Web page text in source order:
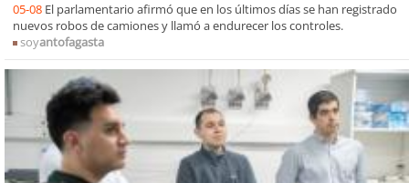
05-08 El parlamentario afirmó que en los últimos días se han registrado
nuevos robos de camiones y llamó a endurecer los controles.
soyantofagasta